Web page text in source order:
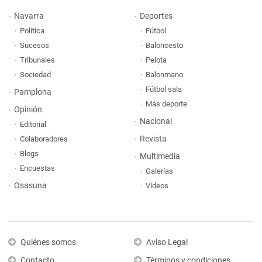
Navarra
Política
Sucesos
Tribunales
Sociedad
Pamplona
Opinión
Editorial
Colaboradores
Blogs
Encuestas
Osasuna
Deportes
Fútbol
Baloncesto
Pelota
Balonmano
Fútbol sala
Más deporte
Nacional
Revista
Multimedia
Galerías
Vídeos
Quiénes somos
Aviso Legal